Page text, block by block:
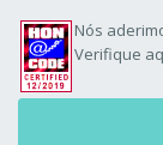
Nós
Verifique